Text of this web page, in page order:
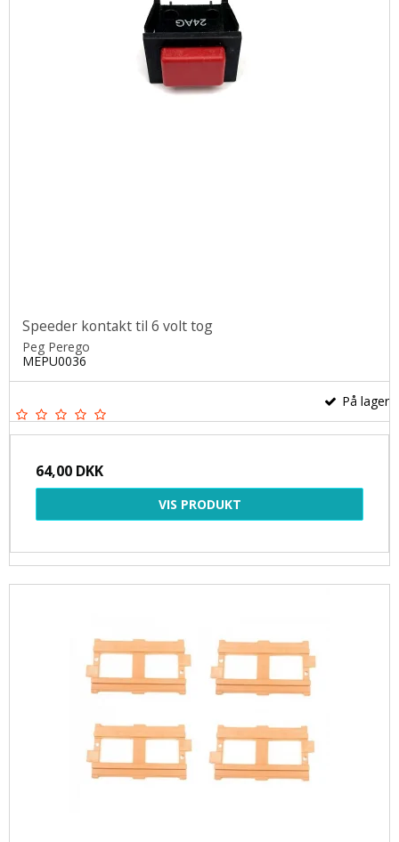
Speeder kontakt til 6 volt tog
Peg Perego
MEPU0036
På lager
64,00 DKK
VIS PRODUKT